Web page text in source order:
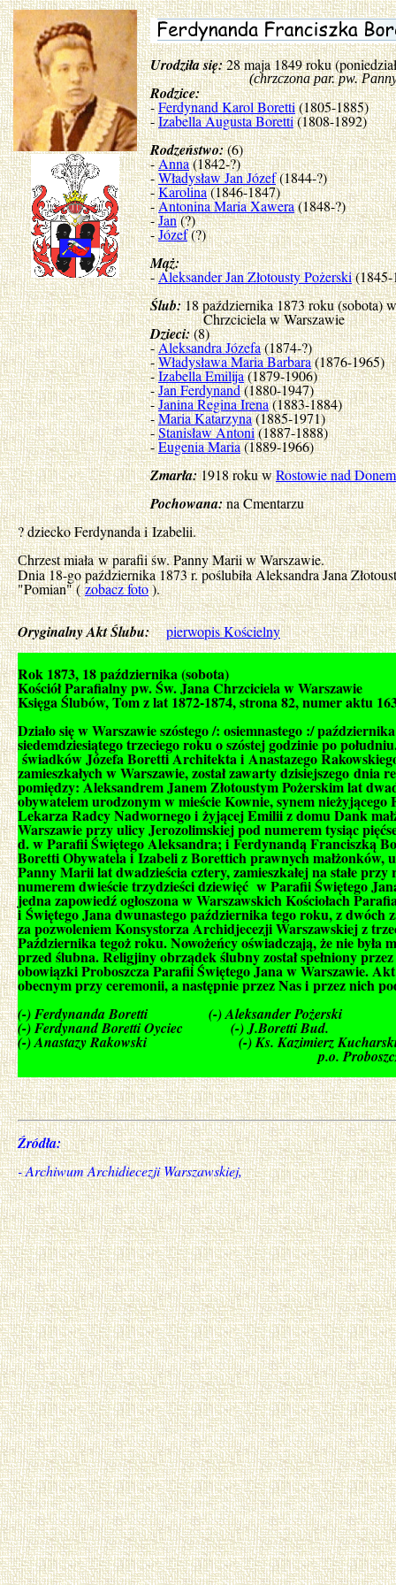
Urodziła się:28 maja 1849 roku
(chrzczona par. pw. Panny
Rodzice:
-Ferdynand Karol Boretti(1805-1885)
-Izabella Augusta Boretti(1808-1892)
Rodzeństwo:(6)
-Anna(1842-?)
-Władysław Jan Józef(1844-?)
-Karolina(1846-1847)
-Antonina Maria Xawera(1848-?)
-Jan(?)
-Józef(?)
Mąż:
-Aleksander Jan Złotousty Pożerski(1845-
Ślub:18 października 1873 roku (sobota)
Chrzciciela w Warszawie
Dzieci:(8)
-Aleksandra Józefa(1874-?)
-Władysława Maria Barbara(1876-1965)
-Izabella Emilija(1879-1906)
-Jan Ferdynand(1880-1947)
-Janina Regina Irena(1883-1884)
-Maria Katarzyna(1885-1971)
-Stanisław Antoni(1887-1888)
-Eugenia Maria(1889-1966)
Zmarła:1918 roku wRostowie nad Donem
Pochowana:na Cmentarzu
? dziecko Ferdynanda i Izabelii.
Chrzest miała w parafii św. Panny Marii w Warszawie.
Dnia 18-go października 1873 r. poślubiła Aleksandra Jana
"Pomian" (zobacz foto).
Oryginalny Akt Ślubu: pierwopis Kościelny
Rok 1873, 18 października (sobota)
Kościół Parafialny pw. Św. Jana Chrzciciela w Warszawie
Księga Ślubów, Tom z lat 1872-1874, strona 82, numer aktu
Działo się w Warszawie szóstego /: osiemnastego :/
siedemdziesiątego trzeciego roku o szóstej godzinie po
świadków Józefa Boretti Architekta i Anastazego
zamieszkałych w Warszawie, został zawarty dzisiejszego dnia
pomiędzy: Aleksandrem Janem Złotoustym Pożerskim lat
obywatelem urodzonym w mieście Kownie, synem nieżyjącego
Lekarza Radcy Nadwornego i żyjącej Emilii z domu Dank
Warszawie przy ulicy Jerozolimskiej pod numerem tysiąc
d. w Parafii Świętego Aleksandra; i Ferdynandą Franciszką
Boretti Obywatela i Izabeli z Borettich prawnych małżonków,
Panny Marii lat dwadzieścia cztery, zamieszkałej na stałe
numerem dwieście trzydzieści dziewięć w Parafii Świętego
jedna zapowiedź ogłoszona w Warszawskich Kościołach
i Świętego Jana dwunastego października tego roku, z dwóch
za pozwoleniem Konsystorza Archidjecezji Warszawskiej z
Października tegoż roku. Nowożeńcy oświadczają, że nie była
przed ślubna. Religjiny obrządek ślubny został spełniony
obowiązki Proboszcza Parafii Świętego Jana w Warszawie.
obecnym przy ceremonii, a następnie przez Nas i przez nich
(-) Ferdynanda Boretti (-) Aleksander Pożerski
(-) Ferdynand Boretti Oyciec (-) J.Boretti Bud.
(-) Anastazy Rakowski (-) Ks. Kazimierz
p.o. Proboszcz i Urzędnika
Źródła:
- Archiwum Archidiecezji Warszawskiej,